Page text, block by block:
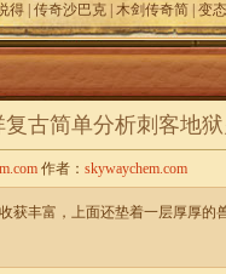
得 传奇沙巴克 木剑传奇简 变
复古简单分析刺客地
作者： skywaychem.com
获丰富，上面还垫着一层厚厚的